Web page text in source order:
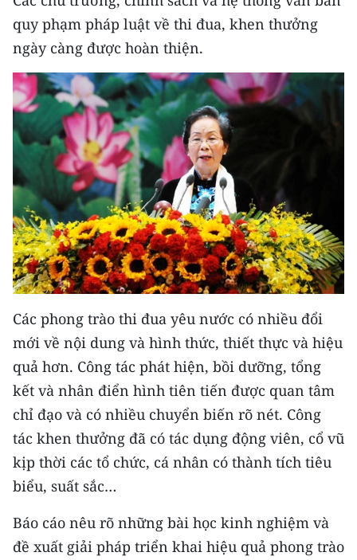
quy phạm pháp luật về thi đua, khen thưởng
ngày càng được hoàn thiện.
Các phong trào thi đua yêu nước có nhiều đổi
mới về nội dung và hình thức, thiết thực và hiệu
quả hơn. Công tác phát hiện, bồi dưỡng, tổng
kết và nhân điển hình tiên tiến được quan tâm
chỉ đạo và có nhiều chuyển biến rõ nét. Công
tác khen thưởng đã có tác dụng động viên, cổ vũ
kịp thời các tổ chức, cá nhân có thành tích tiêu
biểu, suất sắc…
Báo cáo nêu rõ những bài học kinh nghiệm và
đề xuất giải pháp triển khai hiệu quả phong trào